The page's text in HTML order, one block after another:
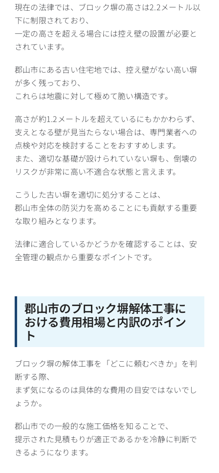
現在の法律では、ブロック塀の高さは2.2メートル以
下に制限されており、
一定の高さを超える場合には控え壁の設置が必要と
されています。
郡山市にある古い住宅地では、控え壁がない高い塀
が多く残っており、
これらは地震に対して極めて脆い構造です。
高さが約1.2メートルを超えているにもかかわらず、
支えとなる壁が見当たらない場合は、専門業者への
点検や対応を検討することをおすすめします。
また、適切な基礎が設けられていない塀も、倒壊の
リスクが非常に高い不適合な状態と言えます。
こうした古い塀を適切に処分することは、
郡山市全体の防災力を高めることにも貢献する重要
な取り組みとなります。
法律に適合しているかどうかを確認することは、安
全管理の観点から重要なポイントです。
郡山市のブロック塀解体工事に
おける費用相場と内訳のポイン
ト
ブロック塀の解体工事を「どこに頼むべきか」を判
断する際、
まず気になるのは具体的な費用の目安ではないでし
ょうか。
郡山市での一般的な施工価格を知ることで、
提示された見積もりが適正であるかを冷静に判断で
きるようになります。